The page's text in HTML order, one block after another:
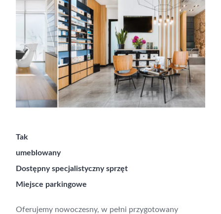
Tak
umeblowany
Dostępny specjalistyczny sprzęt
Miejsce parkingowe
Oferujemy nowoczesny, w pełni przygotowany